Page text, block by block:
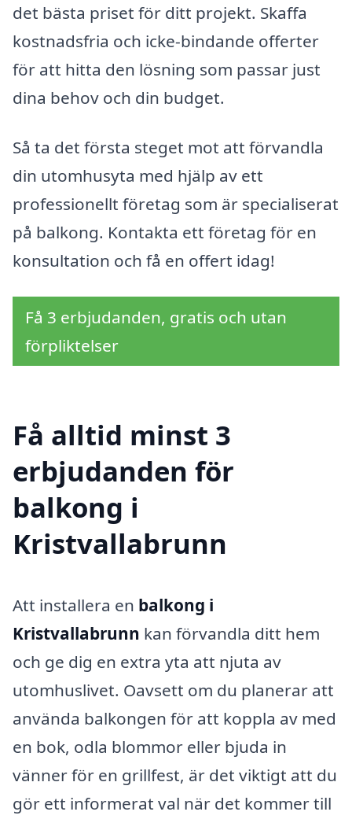
det bästa priset för ditt projekt. Skaffa
kostnadsfria och icke-bindande offerter
för att hitta den lösning som passar just
dina behov och din budget.
Så ta det första steget mot att förvandla
din utomhusyta med hjälp av ett
professionellt företag som är specialiserat
på balkong. Kontakta ett företag för en
konsultation och få en offert idag!
Få 3 erbjudanden, gratis och utan
förpliktelser
Få alltid minst 3
erbjudanden för
balkong i
Kristvallabrunn
Att installera en balkong i
Kristvallabrunn kan förvandla ditt hem
och ge dig en extra yta att njuta av
utomhuslivet. Oavsett om du planerar att
använda balkongen för att koppla av med
en bok, odla blommor eller bjuda in
vänner för en grillfest, är det viktigt att du
gör ett informerat val när det kommer till